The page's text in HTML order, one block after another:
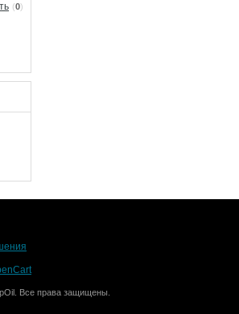
(0)
Все права защищены.